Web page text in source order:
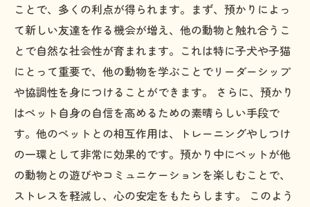
ことで、多くの利点が得られます。まず、預かりによっ
て新しい友達を作る機会が増え、他の動物と触れ合うこ
とで自然な社会性が育まれます。これは特に子犬や子猫
にとって重要で、他の動物を学ぶことでリーダーシップ
や協調性を身につけることができます。 さらに、預かり
はペット自身の自信を高めるための素晴らしい手段で
す。他のペットとの相互作用は、トレーニングやしつけ
の一環として非常に効果的です。預かり中にペットが他
の動物との遊びやコミュニケーションを楽しむことで、
ストレスを軽減し、心の安定をもたらします。 このよう